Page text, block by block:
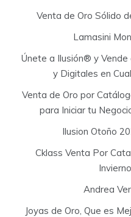
Venta de Oro Sólido
Lamasini
Únete a Ilusión® y
y Digitales en
Venta de Oro por
para Iniciar tu
Ilusion Otoño
Cklass Venta Por
Andrea
Joyas de Oro, Que es